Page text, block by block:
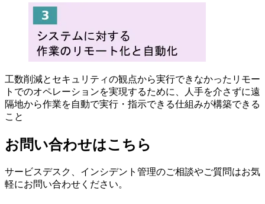
工数削減とセキュリティの観点から実行できなかったリモー
トでのオペレーションを実現するために、人手を介さずに遠
隔地から作業を自動で実行・指示できる仕組みが構築できる
こと
お問い合わせはこちら
サービスデスク、インシデント管理のご相談やご質問はお気
軽にお問い合わせください。